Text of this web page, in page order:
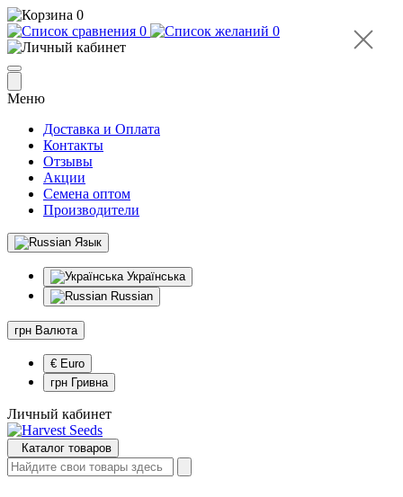
0
0
0
Меню
Доставка и Оплата
Контакты
Отзывы
Акции
Семена оптом
Производители
Язык
Українська
Russian
грн Валюта
€ Euro
грн Гривна
Личный кабинет
Каталог товаров